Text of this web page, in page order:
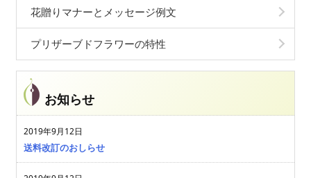
花贈りマナーとメッセージ例文
プリザーブドフラワーの特性
お知らせ
2019年9月12日
送料改訂のおしらせ